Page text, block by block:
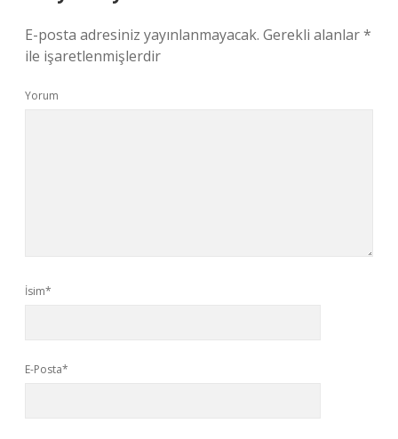
E-posta adresiniz yayınlanmayacak. Gerekli alanlar*
ile işaretlenmişlerdir
Yorum
İsim*
E-Posta*